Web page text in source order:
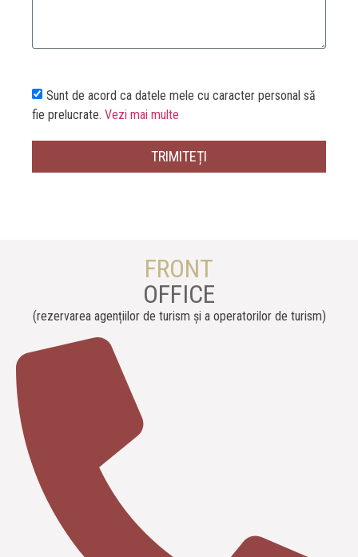
Sunt de acord ca datele mele cu caracter personal să
fie prelucrate. Vezi mai multe
TRIMITEȚI
FRONT
OFFICE
(rezervarea agențiilor de turism și a operatorilor de turism)